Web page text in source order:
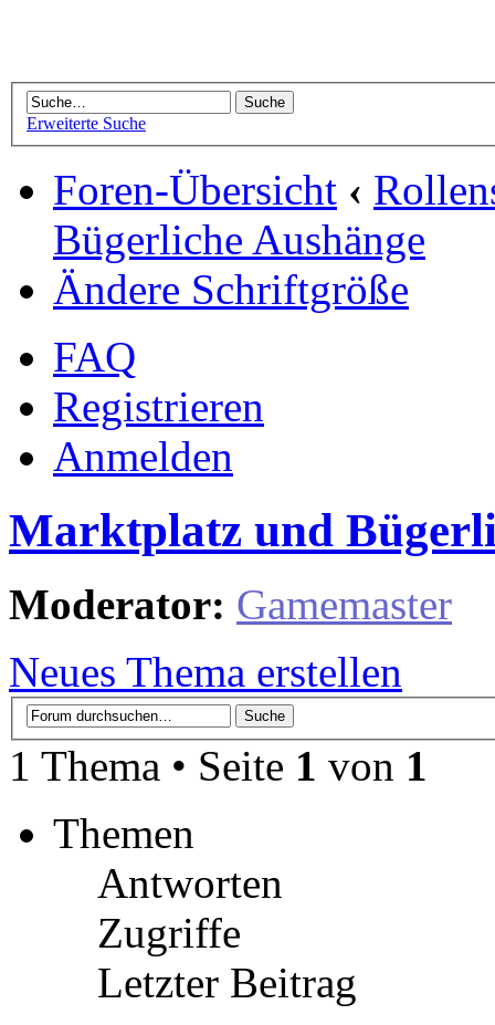
Erweiterte Suche
Foren-Übersicht ‹
Bügerliche Aushänge
Ändere Schriftgröße
FAQ
Registrieren
Anmelden
Marktplatz und
Moderator: Gamemaster
Neues Thema erstellen
1 Thema • Seite 1 von 1
Themen
Antworten
Zugriffe
Letzter Beitrag